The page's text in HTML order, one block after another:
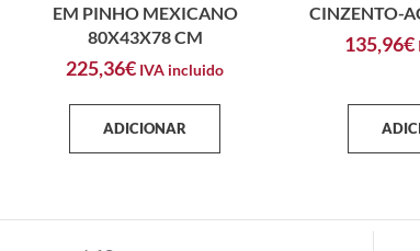
EM PINHO MEXICANO
80X43X78 CM
225,36€ IVA incluido
ADICIONAR
CINZENTO-
135,96€